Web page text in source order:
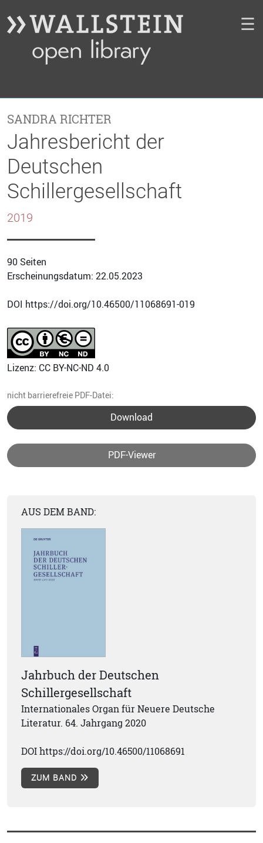
☰
SANDRA RICHTER
Jahresbericht der
Deutschen
Schillergesellschaft
2019
90 Seiten
Erscheinungsdatum: 22.05.2023
DOI https://doi.org/10.46500/11068691-019
Lizenz: CC BY-NC-ND 4.0
nicht barrierefreie PDF-Datei:
Download
PDF-Viewer
AUS DEM BAND:
Jahrbuch der Deutschen
Schillergesellschaft
Internationales Organ für Neuere Deutsche
Literatur. 64. Jahrgang 2020
DOI https://doi.org/10.46500/11068691
ZUM BAND